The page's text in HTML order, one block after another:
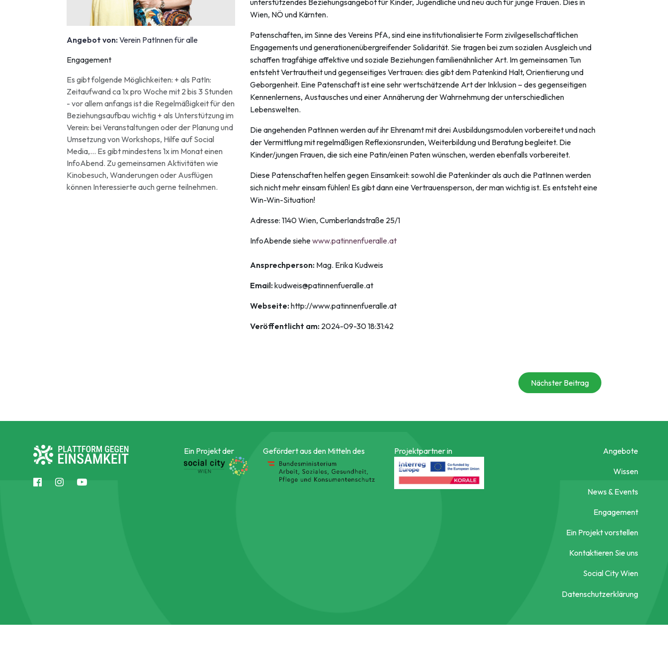
Angebot von: Verein PatInnen für alle
Engagement
Es gibt folgende Möglichkeiten: + als PatIn:
Zeitaufwand ca 1x pro Woche mit 2 bis 3 Stunden
- vor allem anfangs ist die Regelmäßigkeit für den
Beziehungsaufbau wichtig + als Unterstützung im
Verein: bei Veranstaltungen oder der Planung und
Umsetzung von Workshops, Hilfe auf Social
Media,... Es gibt mindestens 1x im Monat einen
InfoAbend. Zu gemeinsamen Aktivitäten wie
Kinobesuch, Wanderungen oder Ausflügen
können Interessierte auch gerne teilnehmen.
unterstützendes Beziehungsangebot für Kinder, Jugendliche und neu auch für junge Frauen. Dies in
Wien, NÖ und Kärnten.
Patenschaften, im Sinne des Vereins PfA, sind eine institutionalisierte Form zivilgesellschaftlichen
Engagements und generationenübergreifender Solidarität. Sie tragen bei zum sozialen Ausgleich und
schaffen tragfähige affektive und soziale Beziehungen familienähnlicher Art. Im gemeinsamen Tun
entsteht Vertrautheit und gegenseitiges Vertrauen: dies gibt dem Patenkind Halt, Orientierung und
Geborgenheit. Eine Patenschaft ist eine sehr wertschätzende Art der Inklusion – des gegenseitigen
Kennenlernens, Austausches und einer Annäherung der Wahrnehmung der unterschiedlichen
Lebenswelten.
Die angehenden PatInnen werden auf ihr Ehrenamt mit drei Ausbildungsmodulen vorbereitet und nach
der Vermittlung mit regelmäßigen Reflexionsrunden, Weiterbildung und Beratung begleitet. Die
Kinder/jungen Frauen, die sich eine Patin/einen Paten wünschen, werden ebenfalls vorbereitet.
Diese Patenschaften helfen gegen Einsamkeit: sowohl die Patenkinder als auch die PatInnen werden
sich nicht mehr einsam fühlen! Es gibt dann eine Vertrauensperson, der man wichtig ist. Es entsteht eine
Win-Win-Situation!
Adresse: 1140 Wien, Cumberlandstraße 25/1
InfoAbende siehewww.patinnenfueralle.at
Ansprechperson: Mag. Erika Kudweis
Email:kudweis@patinnenfueralle.at
Webseite:http://www.patinnenfueralle.at
Veröffentlicht am: 2024-09-30 18:31:42
Nächster Beitrag
Ein Projekt der Gefördert aus den Mitteln des Projektpartner in Angebote
Wissen
News & Events
Engagement
Ein Projekt vorstellen
Kontaktieren Sie uns
Social City Wien
Datenschutzerklärung